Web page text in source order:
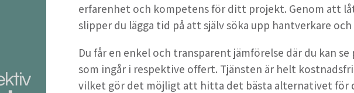
erfarenhet och kompetens för ditt projekt. Genom att
slipper du lägga tid på att själv söka upp hantverkare
Du får en enkel och transparent jämförelse där du kan
som ingår i respektive offert. Tjänsten är helt
vilket gör det möjligt att hitta det bästa alternativet för